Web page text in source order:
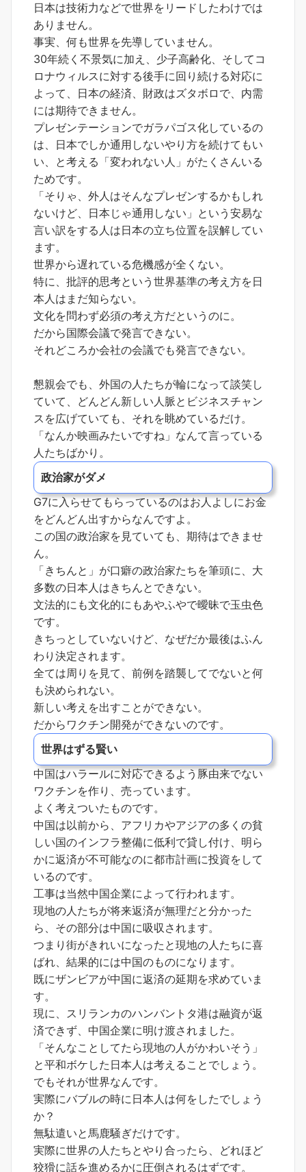
日本は技術力などで世界をリードしたわけでは
ありません。
事実、何も世界を先導していません。
30年続く不景気に加え、少子高齢化、そしてコ
ロナウィルスに対する後手に回り続ける対応に
よって、日本の経済、財政はズタボロで、内需
には期待できません。
プレゼンテーションでガラパゴス化しているの
は、日本でしか通用しないやり方を続けてもい
い、と考える「変われない人」がたくさんいる
ためです。
「そりゃ、外人はそんなプレゼンするかもしれ
ないけど、日本じゃ通用しない」という安易な
言い訳をする人は日本の立ち位置を誤解してい
ます。
世界から遅れている危機感が全くない。
特に、批評的思考という世界基準の考え方を日
本人はまだ知らない。
文化を問わず必須の考え方だというのに。
だから国際会議で発言できない。
それどころか会社の会議でも発言できない。
懇親会でも、外国の人たちが輪になって談笑し
ていて、どんどん新しい人脈とビジネスチャン
スを広げていても、それを眺めているだけ。
「なんか映画みたいですね」なんて言っている
人たちばかり。
政治家がダメ
G7に入らせてもらっているのはお人よしにお金
をどんどん出すからなんですよ。
この国の政治家を見ていても、期待はできませ
ん。
「きちんと」が口癖の政治家たちを筆頭に、大
多数の日本人はきちんとできない。
文法的にも文化的にもあやふやで曖昧で玉虫色
です。
きちっとしていないけど、なぜだか最後はふん
わり決定されます。
全ては周りを見て、前例を踏襲してでないと何
も決められない。
新しい考えを出すことができない。
だからワクチン開発ができないのです。
世界はずる賢い
中国はハラールに対応できるよう豚由来でない
ワクチンを作り、売っています。
よく考えついたものです。
中国は以前から、アフリカやアジアの多くの貧
しい国のインフラ整備に低利で貸し付け、明ら
かに返済が不可能なのに都市計画に投資をして
いるのです。
工事は当然中国企業によって行われます。
現地の人たちが将来返済が無理だと分かった
ら、その部分は中国に吸収されます。
つまり街がきれいになったと現地の人たちに喜
ばれ、結果的には中国のものになります。
既にザンビアが中国に返済の延期を求めていま
す。
現に、スリランカのハンバントタ港は融資が返
済できず、中国企業に明け渡されました。
「そんなことしてたら現地の人がかわいそう」
と平和ボケした日本人は考えることでしょう。
でもそれが世界なんです。
実際にバブルの時に日本人は何をしたでしょう
か？
無駄遣いと馬鹿騒ぎだけです。
実際に世界の人たちとやり合ったら、どれほど
狡猾に話を進めるかに圧倒されるはずです。